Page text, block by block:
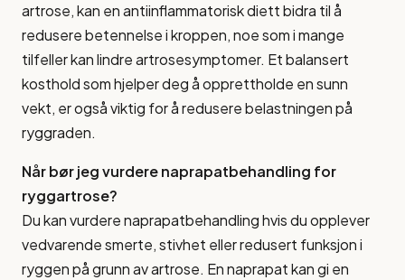
artrose, kan en antiinflammatorisk diett bidra til å
redusere betennelse i kroppen, noe som i mange
tilfeller kan lindre artrosesymptomer. Et balansert
kosthold som hjelper deg å opprettholde en sunn
vekt, er også viktig for å redusere belastningen på
ryggraden.
Når bør jeg vurdere naprapatbehandling for
ryggartrose?
Du kan vurdere naprapatbehandling hvis du opplever
vedvarende smerte, stivhet eller redusert funksjon i
ryggen på grunn av artrose. En naprapat kan gi en